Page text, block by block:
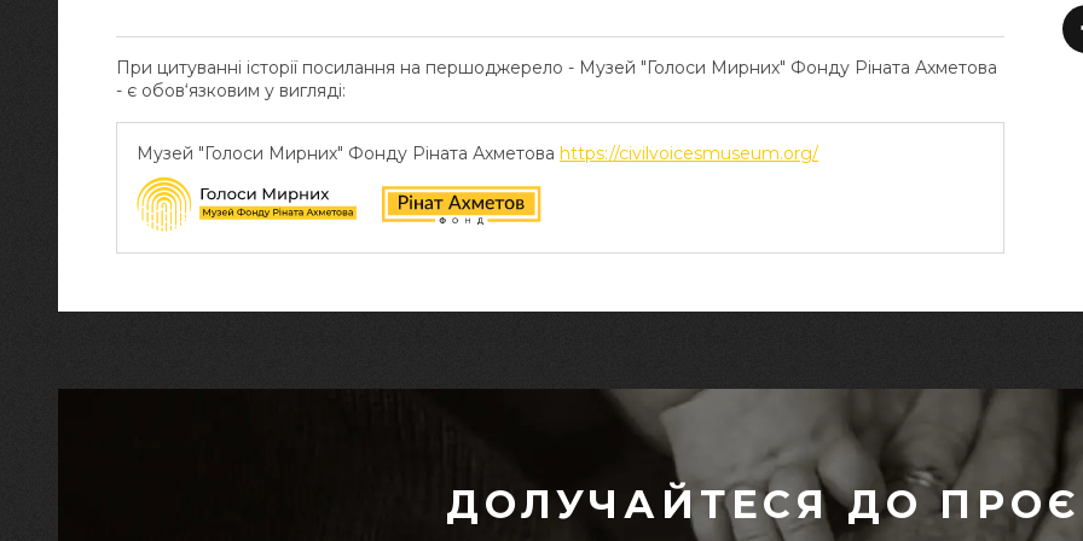
При цитуванні історії посилання на першоджерело - Музей "Голоси Мирних" Фонду Ріната Ахметова
- є обов‘язковим у вигляді:
Музей "Голоси Мирних" Фонду Ріната Ахметова https://civilvoicesmuseum.org/
ДОЛУЧАЙТЕСЯ ДО